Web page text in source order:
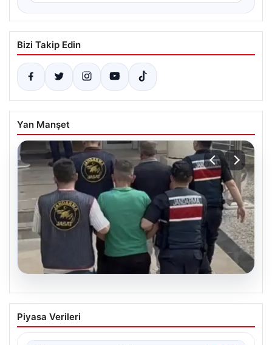
Bizi Takip Edin
Yan Manşet
06.08.2026
Böyle hırsızlık görülmedi! Baz
istasyonlarından 2 milyonluk akü
Piyasa Verileri